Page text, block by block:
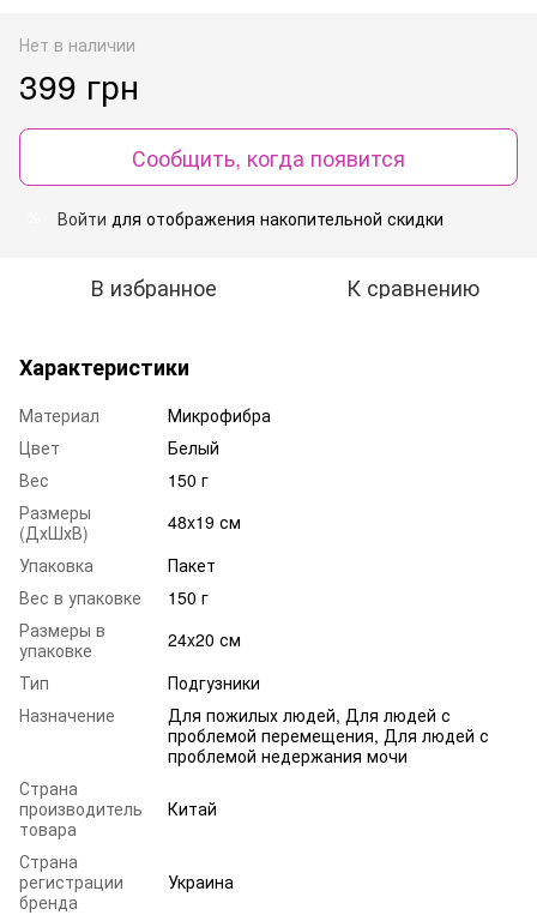
Нет в наличии
399 грн
Сообщить, когда появится
Войти для отображения накопительной скидки
В избранное К сравнению
Характеристики
Материал
Микрофибра
Цвет
Белый
Вес
150 г
Размеры
(ДхШхВ)
48x19 см
Упаковка
Пакет
Вес в упаковке
150 г
Размеры в
упаковке
24x20 см
Тип
Подгузники
Назначение
Для пожилых людей, Для людей с
проблемой перемещения, Для людей с
проблемой недержания мочи
Страна
производитель
товара
Китай
Страна
регистрации
бренда
Украина